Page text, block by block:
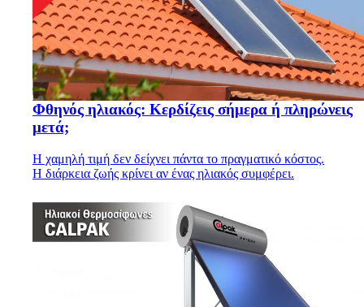
Φθηνός ηλιακός: Κερδίζεις σήμερα ή πληρώνεις
μετά;
Η χαμηλή τιμή δεν δείχνει πάντα το πραγματικό κόστος.
Η διάρκεια ζωής κρίνει αν ένας ηλιακός συμφέρει.